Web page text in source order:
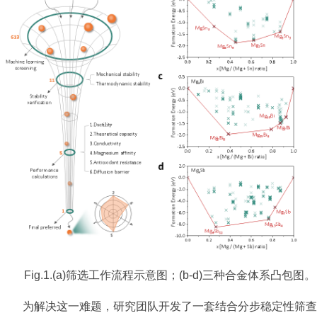
Fig.1.(a)筛选工作流程示意图；(b-d)三种合金体系凸包图。
为解决这一难题，研究团队开发了一套结合分步稳定性筛查